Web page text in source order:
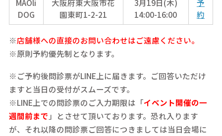
MAOli
DOG
大阪府東大阪市花
園東町1-2-21
3月19日(木)
14:00-16:00
予
約
※店舗様への直接のお問い合わせはご遠慮ください。
※原則予約優先制となります。
※ご予約後問診票がLINE上に届きます。ご回答いただけ
ますと当日の受付がスムーズです。
※LINE上での問診票のご入力期限は「イベント開催の一
週間前まで 」とさせて頂いております。恐れ入ります
が、それ以降の問診票ご回答につきましては当日会場に